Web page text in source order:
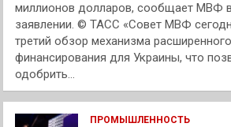
миллионов долларов, сообщает МВФ
заявлении. © ТАСС «Совет МВФ
третий обзор механизма расширенного
финансирования для Украины, что
одобрить…
ПРОМЫШЛЕННОСТЬ